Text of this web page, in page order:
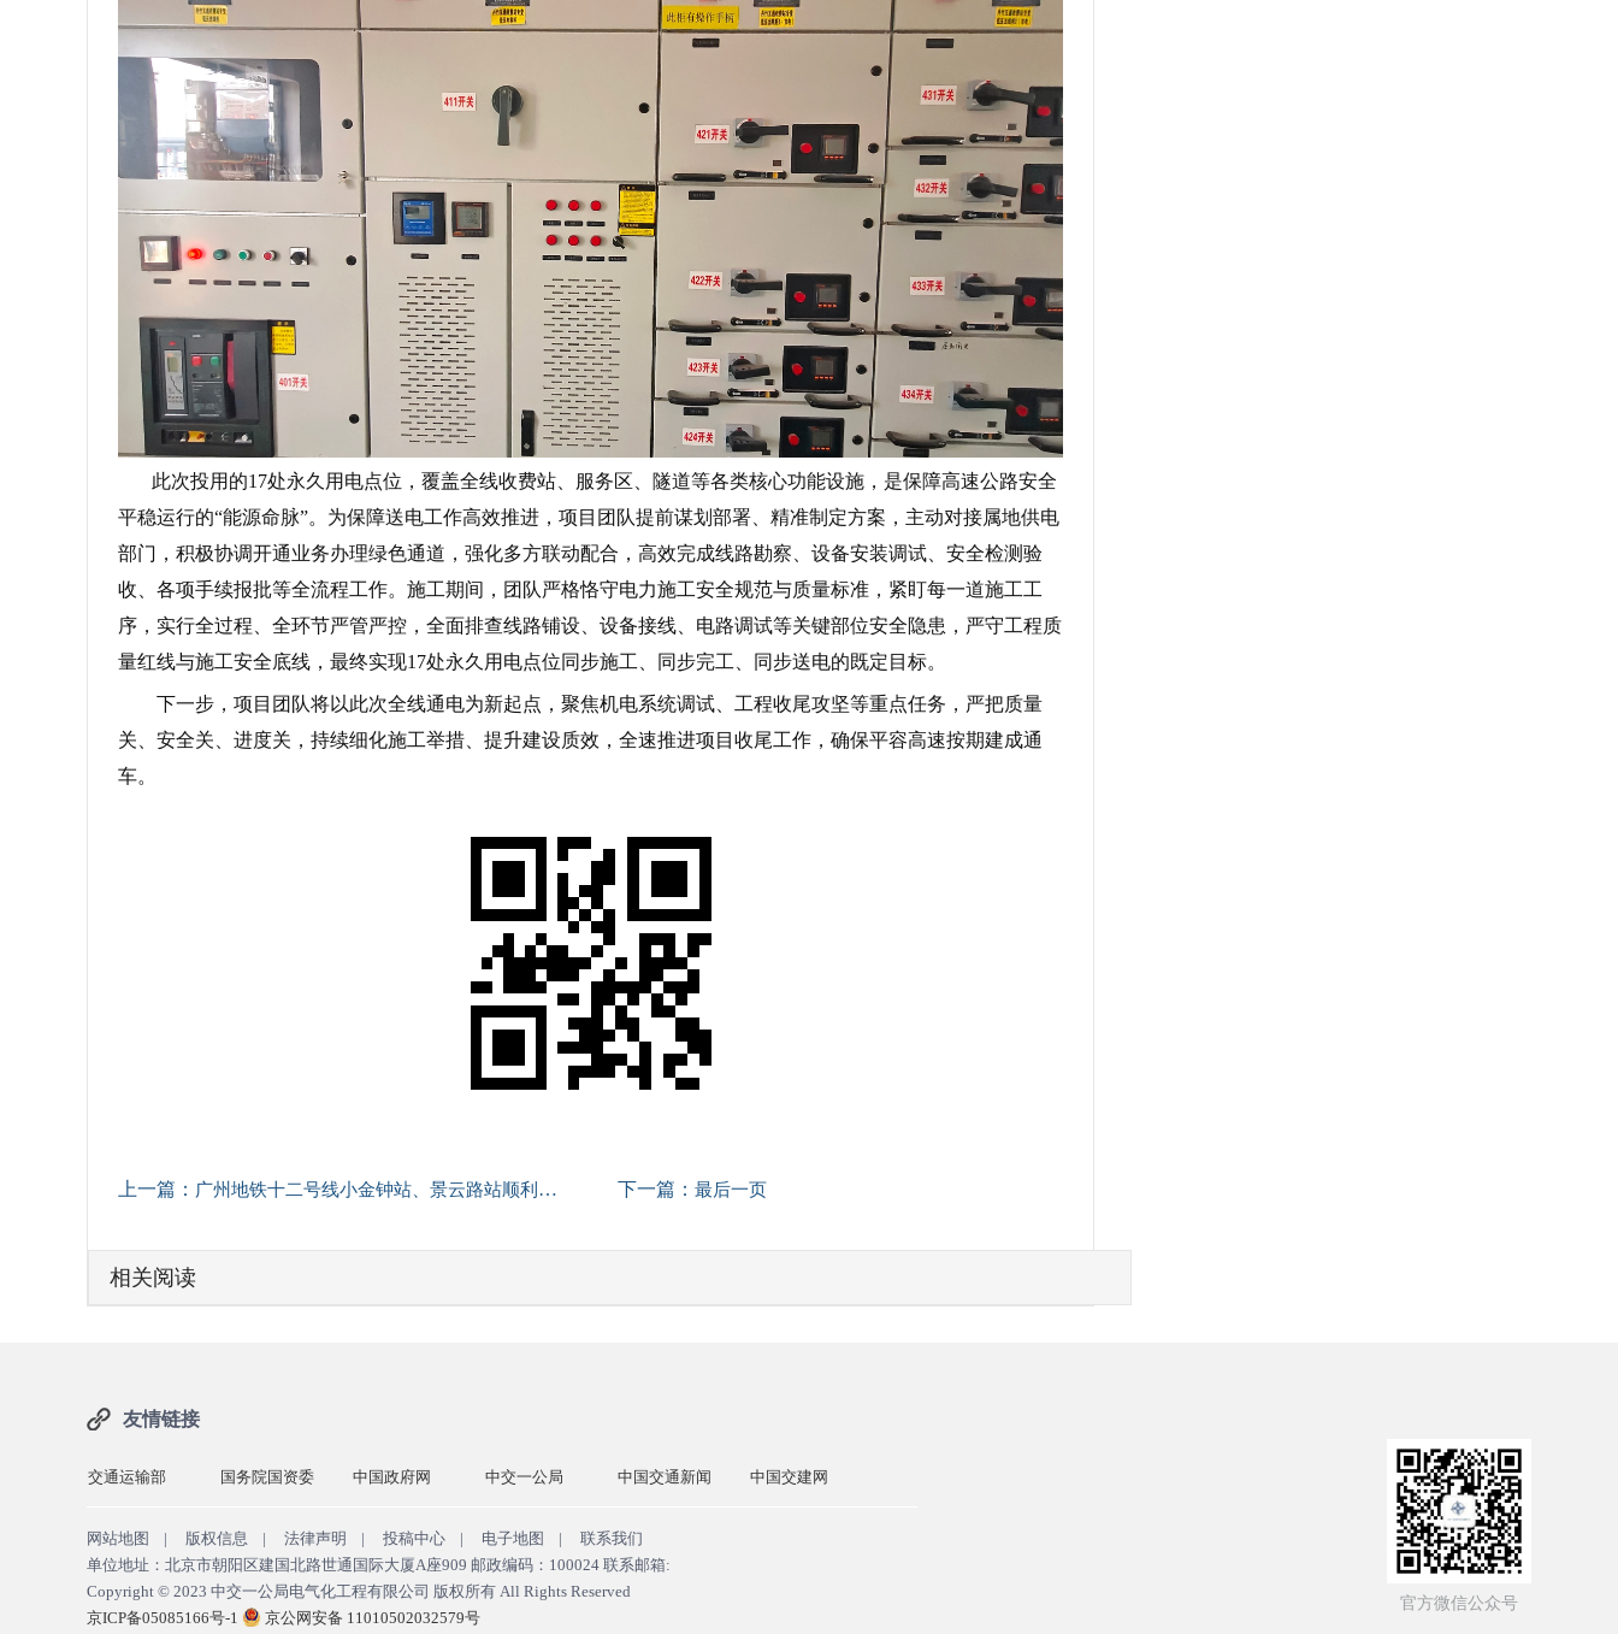
此次投用的17处永久用电点位，覆盖全线收费站、服务区、隧道等各类核心功能设施，是保障高速公路安全
平稳运行的“能源命脉”。为保障送电工作高效推进，项目团队提前谋划部署、精准制定方案，主动对接属地供电
部门，积极协调开通业务办理绿色通道，强化多方联动配合，高效完成线路勘察、设备安装调试、安全检测验
收、各项手续报批等全流程工作。施工期间，团队严格恪守电力施工安全规范与质量标准，紧盯每一道施工工
序，实行全过程、全环节严管严控，全面排查线路铺设、设备接线、电路调试等关键部位安全隐患，严守工程质
量红线与施工安全底线，最终实现17处永久用电点位同步施工、同步完工、同步送电的既定目标。
下一步，项目团队将以此次全线通电为新起点，聚焦机电系统调试、工程收尾攻坚等重点任务，严把质量
关、安全关、进度关，持续细化施工举措、提升建设质效，全速推进项目收尾工作，确保平容高速按期建成通
车。
上一篇： 广州地铁十二号线小金钟站、景云路站顺利通过设备区砌筑装修工程首件验收 下一篇： 最后一页
相关阅读
友情链接
交通运输部 国务院国资委 中国政府网 中交一公局 中国交通新闻 中国交建网
网站地图 | 版权信息 | 法律声明 | 投稿中心 | 电子地图 |
联系我们
单位地址：北京市朝阳区建国北路世通国际大厦A座909 邮政编码：100024 联系邮箱:
Copyright © 2023 中交一公局电气化工程有限公司 版权所有 All Rights Reserved
京ICP备05085166号-1
京公网安备 11010502032579号
官方微信公众号